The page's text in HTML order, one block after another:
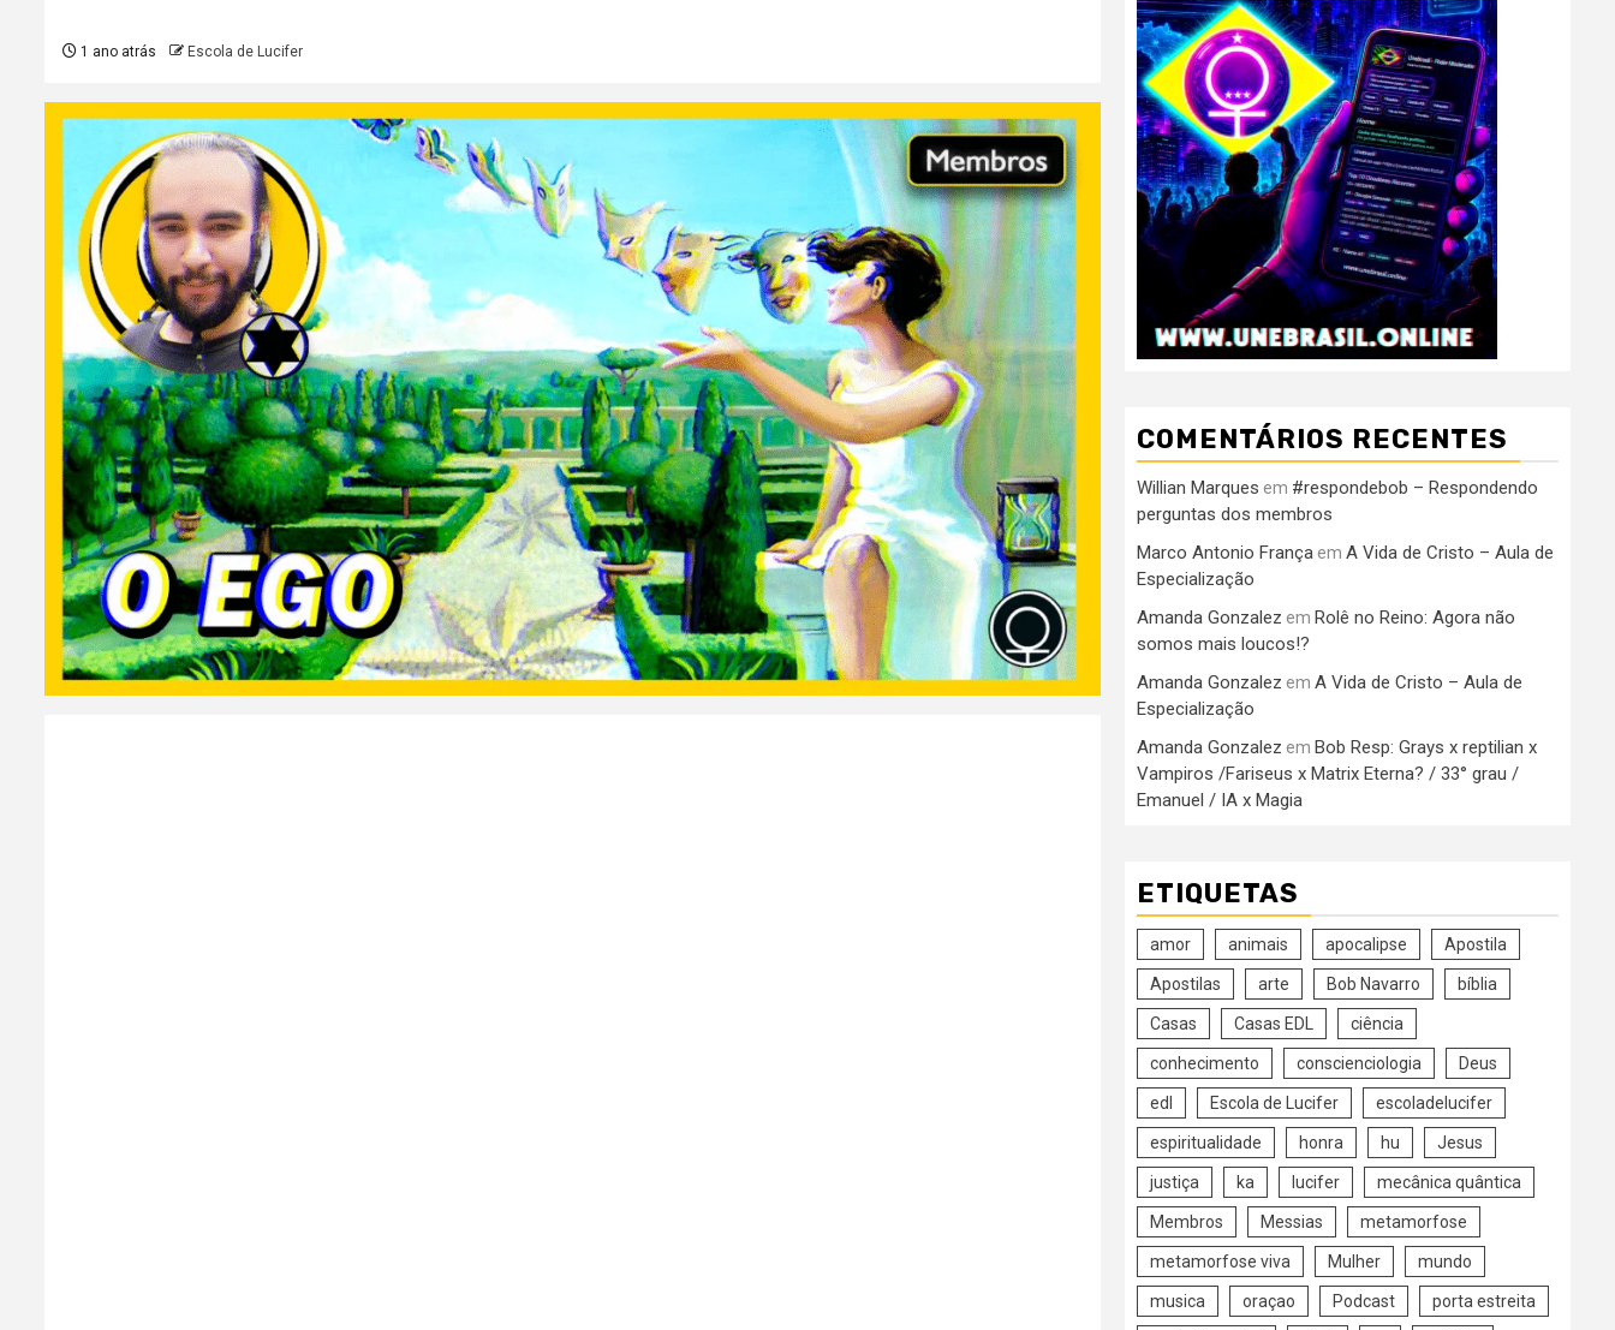
1 ano atrás Escola de Lucifer
COMENTÁRIOS RECENTES
Willian Marques em #respondebob – Respondendo
perguntas dos membros
Marco Antonio França em A Vida de Cristo – Aula de
Especialização
Amanda Gonzalez em Rolê no Reino: Agora não
somos mais loucos!?
Amanda Gonzalez em A Vida de Cristo – Aula de
Especialização
Amanda Gonzalez em Bob Resp: Grays x reptilian x
Vampiros /Fariseus x Matrix Eterna? / 33° grau /
Emanuel / IA x Magia
ETIQUETAS
amor animais apocalipse Apostila
Apostilas arte Bob Navarro bíblia
Casas Casas EDL ciência
conhecimento conscienciologia Deus
edl Escola de Lucifer escoladelucifer
espiritualidade honra hu Jesus
justiça ka lucifer mecânica quântica
Membros Messias metamorfose
metamorfose viva Mulher mundo
musica oraçao Podcast porta estreita